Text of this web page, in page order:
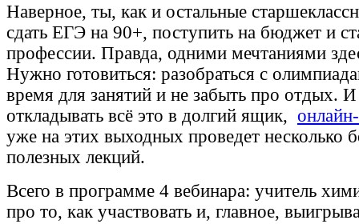
Наверное, ты, как и остальные
сдать ЕГЭ на 90+, поступить на бюджет и
профессии. Правда, одними мечтаниями
Нужно готовиться: разобраться с
время для занятий и не забыть про отдых.
откладывать всё это в долгий ящик,
уже на этих выходных проведет несколько
полезных лекций.
Всего в программе 4 вебинара: учитель
про то, как участвовать и, главное,